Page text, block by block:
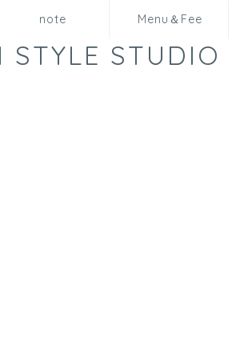
note Menu＆Fee
STYLE STUDIO